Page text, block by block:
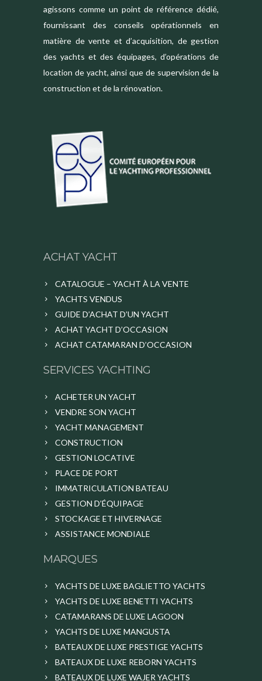
agissons comme un point de référence dédié,
fournissant des conseils opérationnels en
matière de vente et d’acquisition, de gestion
des yachts et des équipages, d’opérations de
location de yacht, ainsi que de supervision de la
construction et de la rénovation.
ACHAT YACHT
CATALOGUE – YACHT À LA VENTE
YACHTS VENDUS
GUIDE D’ACHAT D’UN YACHT
ACHAT YACHT D’OCCASION
ACHAT CATAMARAN D’OCCASION
SERVICES YACHTING
ACHETER UN YACHT
VENDRE SON YACHT
YACHT MANAGEMENT
CONSTRUCTION
GESTION LOCATIVE
PLACE DE PORT
IMMATRICULATION BATEAU
GESTION D’ÉQUIPAGE
STOCKAGE ET HIVERNAGE
ASSISTANCE MONDIALE
MARQUES
YACHTS DE LUXE BAGLIETTO YACHTS
YACHTS DE LUXE BENETTI YACHTS
CATAMARANS DE LUXE LAGOON
YACHTS DE LUXE MANGUSTA
BATEAUX DE LUXE PRESTIGE YACHTS
BATEAUX DE LUXE REBORN YACHTS
BATEAUX DE LUXE WAJER YACHTS